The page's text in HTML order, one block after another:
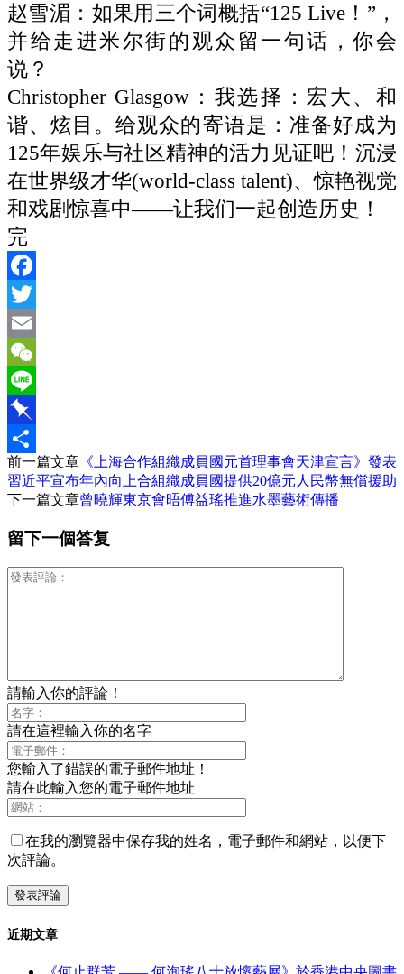
赵雪湄：如果用三个词概括“125 Live！”，
并给走进米尔街的观众留一句话，你会
说？
Christopher Glasgow：我选择：宏大、和
谐、炫目。给观众的寄语是：准备好成为
125年娱乐与社区精神的活力见证吧！沉浸
在世界级才华(world-class talent)、惊艳视觉
和戏剧惊喜中——让我们一起创造历史！
完
Facebook
Twitter
Email
WeChat
Line
Pinboard
分
享
前一篇文章 《上海合作組織成員國元首理事會天津宣言》發表
習近平宣布年內向上合組織成員國提供20億元人民幣無償援助
下一篇文章曾曉輝東京會晤傅益瑤推進水墨藝術傳播
留下一個答复
請輸入你的評論！
請在這裡輸入你的名字
您輸入了錯誤的電子郵件地址！
請在此輸入您的電子郵件地址
在我的瀏覽器中保存我的姓名，電子郵件和網站，以便下
次評論。
近期文章